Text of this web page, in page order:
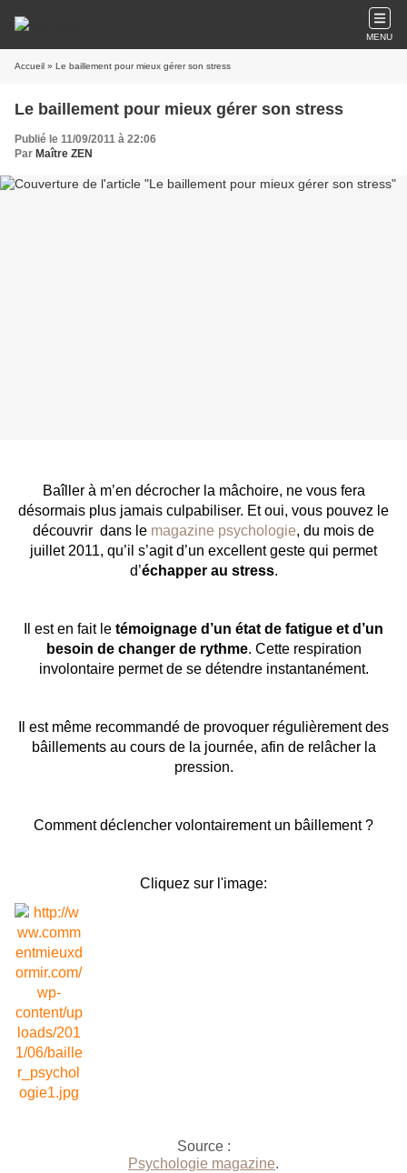
MENU
Accueil » Le baillement pour mieux gérer son stress
Le baillement pour mieux gérer son stress
Publié le 11/09/2011 à 22:06
Par Maître ZEN
Baîller à m’en décrocher la mâchoire, ne vous fera
désormais plus jamais culpabiliser. Et oui, vous pouvez le
découvrir dans le magazine psychologie, du mois de
juillet 2011, qu’il s’agit d’un excellent geste qui permet
d’échapper au stress.
Il est en fait le témoignage d’un état de fatigue et d’un
besoin de changer de rythme. Cette respiration
involontaire permet de se détendre instantanément.
Il est même recommandé de provoquer régulièrement des
bâillements au cours de la journée, afin de relâcher la
pression.
Comment déclencher volontairement un bâillement ?
Cliquez sur l'image:
Source :
Psychologie magazine.